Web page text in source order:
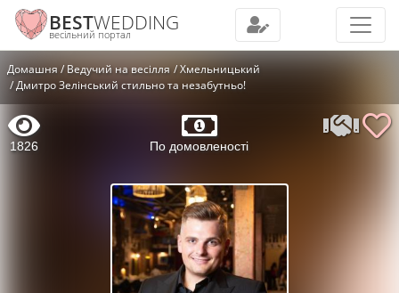
BESTWEDDING
весільний портал
Домашня Ведучий на весілля
Хмельницький
Дмитро Зелінський стильно та незабутньо!
1826 По домовленості